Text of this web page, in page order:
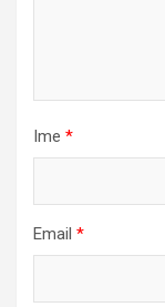
Ime *
Email *